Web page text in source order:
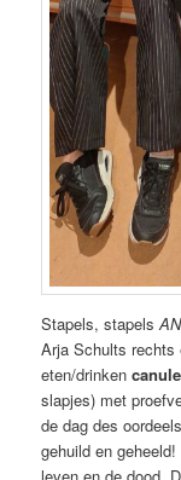
Stapels, stapels
Arja Schults rechts
eten/drinkencanule
slapjes) met
de dag des
gehuild en